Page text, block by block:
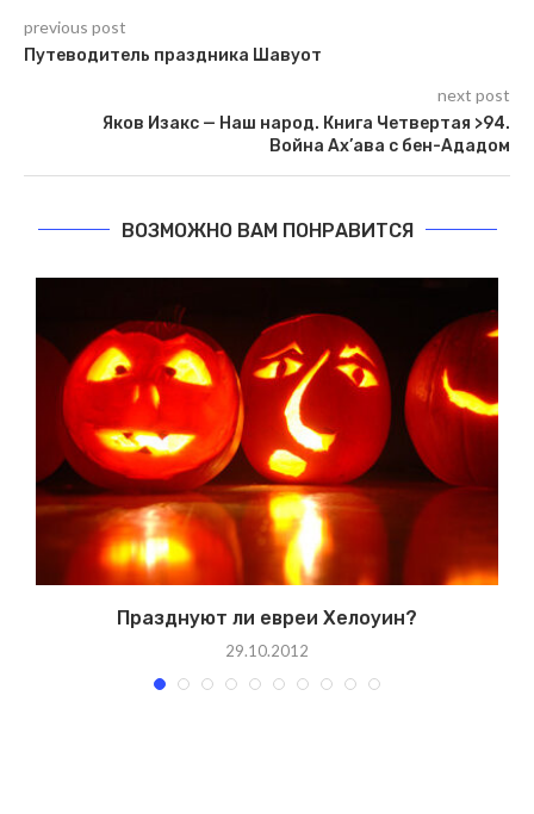
previous post
Путеводитель праздника Шавуот
next post
Яков Изакс — Наш народ. Книга Четвертая >94.
Война Ах’ава с бен-Ададом
ВОЗМОЖНО ВАМ ПОНРАВИТСЯ
Празднуют ли евреи Хелоуин?
29.10.2012